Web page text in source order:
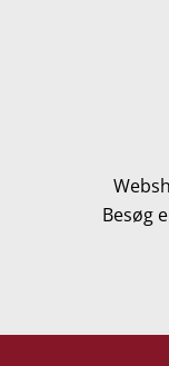
Besøg